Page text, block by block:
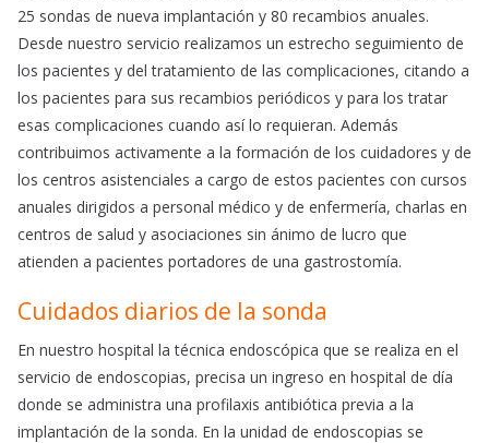
25 sondas de nueva implantación y 80 recambios anuales.
Desde nuestro servicio realizamos un estrecho seguimiento de
los pacientes y del tratamiento de las complicaciones, citando a
los pacientes para sus recambios periódicos y para los tratar
esas complicaciones cuando así lo requieran. Además
contribuimos activamente a la formación de los cuidadores y de
los centros asistenciales a cargo de estos pacientes con cursos
anuales dirigidos a personal médico y de enfermería, charlas en
centros de salud y asociaciones sin ánimo de lucro que
atienden a pacientes portadores de una gastrostomía.
Cuidados diarios de la sonda
En nuestro hospital la técnica endoscópica que se realiza en el
servicio de endoscopias, precisa un ingreso en hospital de día
donde se administra una profilaxis antibiótica previa a la
implantación de la sonda. En la unidad de endoscopias se